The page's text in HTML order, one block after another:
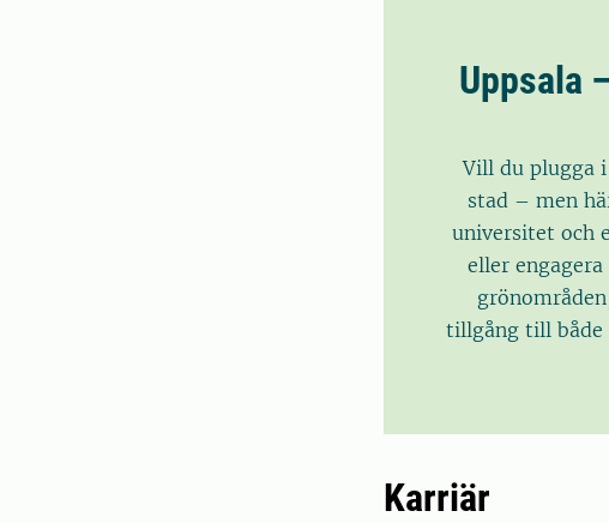
Uppsala
Vill du plugga
stad – men
universitet och
eller
tillgång till både
Karriär